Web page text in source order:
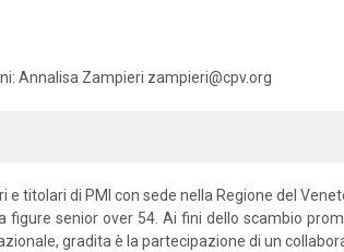
Annalisa Zampieri zampieri@cpv.org
e titolari di PMI con sede nella Regione del
figure senior over 54. Ai fini dello scambio
gradita è la partecipazione di un